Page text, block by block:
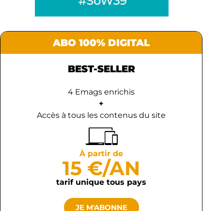
ABO 100% DIGITAL
BEST-SELLER
4 Emags enrichis
+
Accès à tous les contenus du site
À partir de
15 €/AN
tarif unique tous pays
JE M'ABONNE